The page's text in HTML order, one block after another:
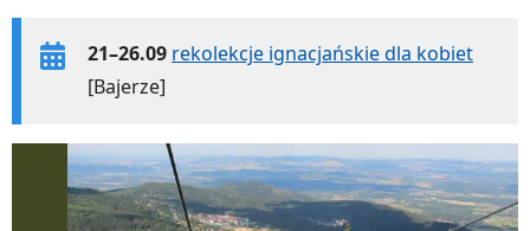
21–26.09 rekolekcje ignacjańskie dla kobiet
[Bajerze]